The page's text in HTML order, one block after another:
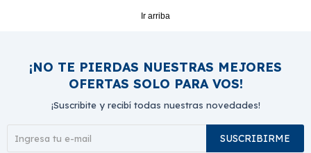
Ir arriba
¡NO TE PIERDAS NUESTRAS MEJORES
OFERTAS SOLO PARA VOS!
¡Suscribite y recibí todas nuestras novedades!
SUSCRIBIRME